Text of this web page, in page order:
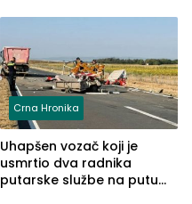
Crna Hronika
Uhapšen vozač koji je
usmrtio dva radnika
putarske službe na putu